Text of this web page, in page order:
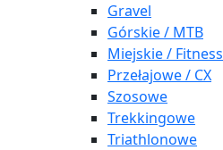
Gravel
Górskie / MTB
Miejskie / Fitness
Przełajowe / CX
Szosowe
Trekkingowe
Triathlonowe